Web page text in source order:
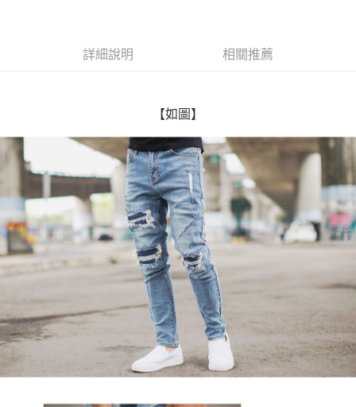
AFTEE先享後付是「在收到商品之後才付款」的支付方式。 讓您購物簡單
３．安心：先確認商品／服務後，再付款。
【「AFTEE先享後付」結帳流程】
１．於結帳方式選擇「AFTEE先享後付」後，將跳轉至「AFTEE先享後付」
結帳頁面，進行簡訊認證並確認金額後，即可完成結帳。
２．訂單成立數日內，您將收到繳費通知簡訊。
３．收到繳費通知簡訊後14天內，點擊此簡訊中的連結，可透過四大超商／
ATM／網路銀行／等多元方式進行付款，方視為交易完成。
※ 請注意：結帳手續完成當下不需立刻繳費，但若您需要取消訂單，請聯絡
購買商品的店家。未經商家同意取消之訂單仍視為有效，需透過AFTEE先享
後付繳納相關費用。
※ 交易是否成功請以「AFTEE先享後付 」之結帳頁面顯示為準，若有關於
是否繳費成功／繳費後需取消欲退款等相關疑問，請聯繫「AFTEE先享後付
客戶支援中心」
https://netprotections.freshdesk.com/support/home
【注意事項】
１．透過由恩沛科技股份有限公司提供之「AFTEE先享後付」服務完成之交
易，需依本服務之必要範圍內提供個人資料，並將交易相關給付款項請求債
權轉讓予恩沛科技股份有限公司。
https://aftee.tw/terms/#terms3
每筆NT$80，滿NT$1,800(含以上)免運費
先付款後全家取貨
每筆NT$80，滿NT$1,800(含以上)免運費
7-11付款取貨
每筆NT$80，滿NT$1,800(含以上)免運費
先付款後7-11取貨
每筆NT$80，滿NT$1,800(含以上)免運費
宅配
每筆NT$120，滿NT$3,000(含以上)免運費
詳細說明 相關推薦
【如圖】